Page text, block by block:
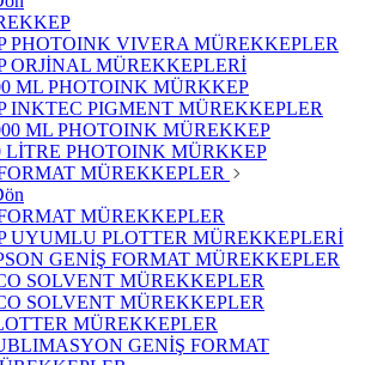
PHOTOINK VIVERA MÜREKKEPLER
ORJİNAL MÜREKKEPLERİ
ML PHOTOINK MÜRKKEP
INKTEC PIGMENT MÜREKKEPLER
ML PHOTOINK MÜREKKEP
LİTRE PHOTOINK MÜRKKEP
MÜREKKEPLER
MÜREKKEPLER
UYUMLU PLOTTER MÜREKKEPLERİ
GENİŞ FORMAT MÜREKKEPLER
SOLVENT MÜREKKEPLER
SOLVENT MÜREKKEPLER
MÜREKKEPLER
GENİŞ FORMAT